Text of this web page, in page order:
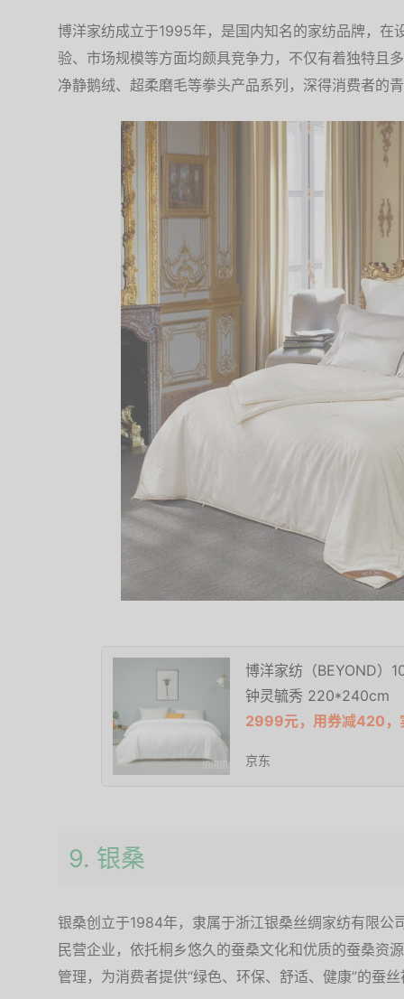
博洋家纺成立于1995年，是国内知名的家纺品牌，在
验、市场规模等方面均颇具竞争力，不仅有着独特且
净静鹅绒、超柔磨毛等拳头产品系列，深得消费者的
博洋家纺（BEYOND）
钟灵毓秀 220*240cm
2999元，用券减420，
京东
9. 银桑
银桑创立于1984年，隶属于浙江银桑丝绸家纺有限公
民营企业，依托桐乡悠久的蚕桑文化和优质的蚕桑资
管理，为消费者提供“绿色、环保、舒适、健康”的蚕